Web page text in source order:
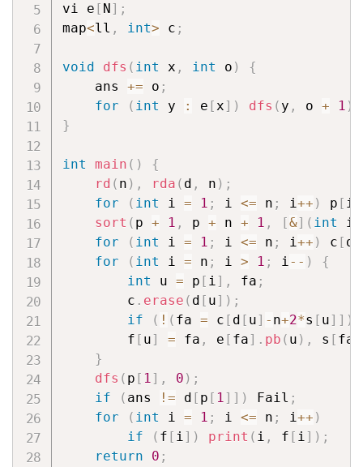
vi e [ N ] ;
map<ll , int> c ;
void dfs ( int x , int o )
{
    ans
+= o ;
for
( int y : e [x] ) dfs ( y , o + 1 )
}
int main ( )
{
rd ( n ) , rda ( d , n ) ;
for
( int i = 1 ; i <= n ; i++ ) p [ i
sort ( p + 1 , p + n + 1 , [&] ( int i
for
( int i = 1 ; i <= n ; i++ ) c [ d
for
( int i = n ; i > 1 ; i-- )
{
int u = p [ i] , fa ;
        c
. erase ( d [ u] ) ;
if
( ! ( fa = c [ d [ u] - n+2*s [ u] ] )
        f
[ u] = fa , e [ fa] . pb ( u ) , s [ fa
}
dfs ( p [ 1] , 0 ) ;
if
( ans != d [ p [ 1] ] ) Fail ;
for
( int i = 1 ; i <= n ; i++ )
if
( f [ i] ) print ( i , f [ i] ) ;
return
0 ;